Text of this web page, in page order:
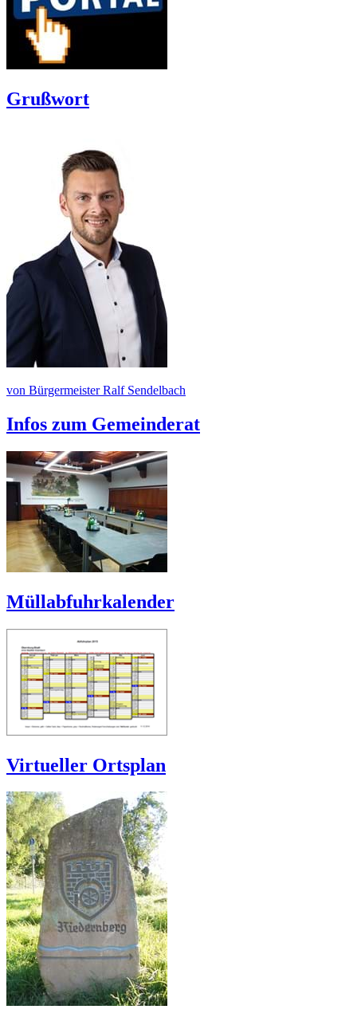
Grußwort
von Bürgermeister Ralf Sendelbach
Infos zum Gemeinderat
Müllabfuhrkalender
Virtueller Ortsplan